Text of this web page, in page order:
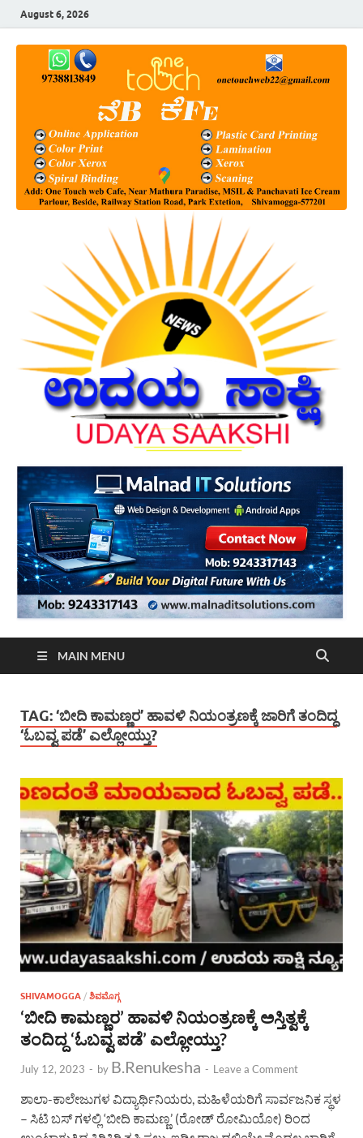
August 6, 2026
MAIN MENU
TAG:‘ಬೀದಿ ಕಾಮಣ್ಣರ’ ಹಾವಳಿ ನಿಯಂತ್ರಣಕ್ಕೆ ಜಾರಿಗೆ ತಂದಿದ್ದ
‘ಓಬವ್ವ ಪಡೆ’ ಎಲ್ಲೋಯ್ತು?
SHIVAMOGGA / ಶಿವಮೊಗ್ಗ
‘ಬೀದಿ ಕಾಮಣ್ಣರ’ ಹಾವಳಿ ನಿಯಂತ್ರಣಕ್ಕೆ ಅಸ್ತಿತ್ವಕ್ಕೆ
ತಂದಿದ್ದ ‘ಓಬವ್ವ ಪಡೆ’ ಎಲ್ಲೋಯ್ತು?
July 12, 2023 - by B.Renukesha - Leave a Comment
ಶಾಲಾ-ಕಾಲೇಜುಗಳ ವಿದ್ಯಾರ್ಥಿನಿಯರು, ಮಹಿಳೆಯರಿಗೆ ಸಾರ್ವಜನಿಕ ಸ್ಥಳ
– ಸಿಟಿ ಬಸ್ ಗಳಲ್ಲಿ ‘ಬೀದಿ ಕಾಮಣ್ಣ’ (ರೋಡ್ ರೋಮಿಯೋ) ರಿಂದ